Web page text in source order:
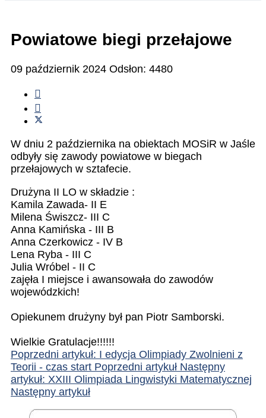
Powiatowe biegi przełajowe
09 październik 2024 Odsłon: 4480
W dniu 2 października na obiektach MOSiR w Jaśle
odbyły się zawody powiatowe w biegach
przełajowych w sztafecie.
Drużyna II LO w składzie :
Kamila Zawada- II E
Milena Świszcz- III C
Anna Kamińska - III B
Anna Czerkowicz - IV B
Lena Ryba - III C
Julia Wróbel - II C
zajęła I miejsce i awansowała do zawodów
wojewódzkich!
Opiekunem drużyny był pan Piotr Samborski.
Wielkie Gratulacje!!!!!!
Poprzedni artykuł: I edycja Olimpiady Zwolnieni z
Teorii - czas start Poprzedni artykuł Następny
artykuł: XXIII Olimpiada Lingwistyki Matematycznej
Następny artykuł